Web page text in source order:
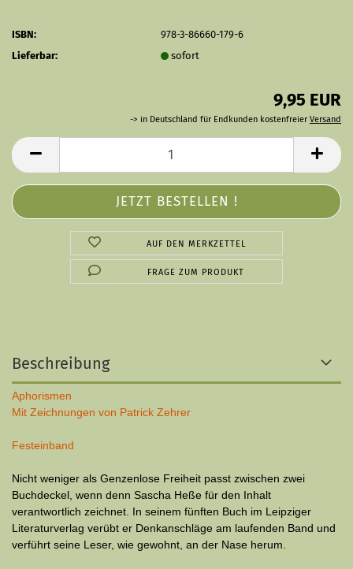
ISBN:
978-3-86660-179-6
Lieferbar:
sofort
9,95 EUR
-> in Deutschland für Endkunden kostenfreier Versand
AUF DEN MERKZETTEL
FRAGE ZUM PRODUKT
Beschreibung
Aphorismen
Mit Zeichnungen von Patrick Zehrer
Festeinband
Nicht weniger als Genzenlose Freiheit passt zwischen zwei
Buchdeckel, wenn denn Sascha Heße für den Inhalt
verantwortlich zeichnet. In seinem fünften Buch im Leipziger
Literaturverlag verübt er Denkanschläge am laufenden Band und
verführt seine Leser, wie gewohnt, an der Nase herum.